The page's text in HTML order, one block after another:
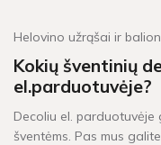
Helovino užrąšai ir
Kokių šventinių
el.parduotuvėje?
Decoliu el.
šventėms. Pas mus